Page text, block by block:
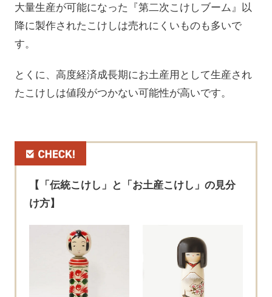
大量生産が可能になった『第二次こけしブーム』以
降に製作されたこけしは売れにくいものも多いで
す。
とくに、高度経済成長期にお土産用として生産され
たこけしは値段がつかない可能性が高いです。
【「伝統こけし」と「お土産こけし」の見分
け方】